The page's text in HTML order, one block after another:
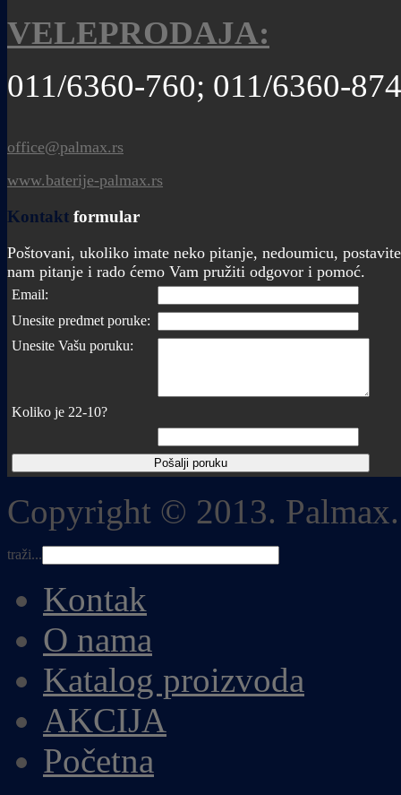
VELEPRODAJA:
011/6360-760; 011/6360-874
office@palmax.rs
www.baterije-palmax.rs
Kontakt formular
Poštovani, ukoliko imate neko pitanje, nedoumicu, postavite
nam pitanje i rado ćemo Vam pružiti odgovor i pomoć.
Email:
Unesite predmet poruke:
Unesite Vašu poruku:
Koliko je 22-10?
Copyright © 2013.
traži...
Kontak
O nama
Katalog proizvoda
AKCIJA
Početna